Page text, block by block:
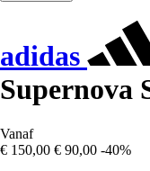
adidas
Supernova
Vanaf
€ 150,00 € 90,00 -40%